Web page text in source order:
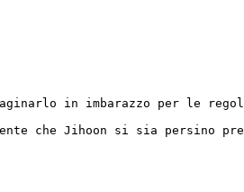
in imbarazzo per le
che Jihoon si sia